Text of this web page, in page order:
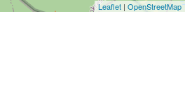
Leaflet | OpenStreetMap